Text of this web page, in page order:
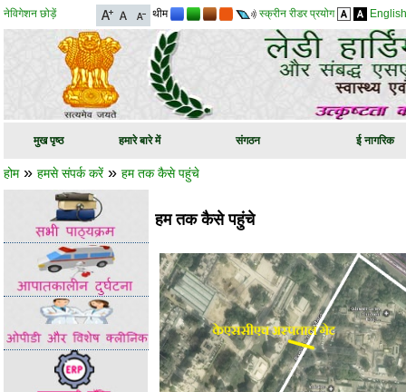
नेविगेशन छोड़ें थीम स्क्रीन रीडर प्रयोग English
मुख पृष्ठ हमारे बारे में संगठन ई नागरिक
होम» हमसे संपर्क करें» हम तक कैसे पहुंचे
हम तक कैसे पहुंचे